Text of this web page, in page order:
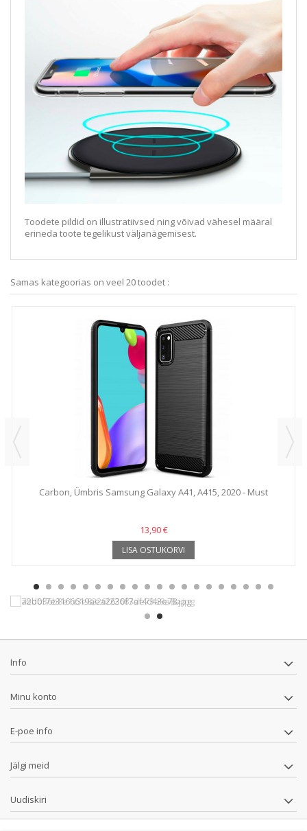
Toodete pildid on illustratiivsed ning võivad vähesel määral
erineda toote tegelikust väljanägemisest.
Samas kategoorias on veel 20 toodet :
Carbon, Ümbris Samsung Galaxy A41, A415, 2020 - Must
13,90 €
LISA OSTUKORVI
Info
Minu konto
E-poe info
Jälgi meid
Uudiskiri